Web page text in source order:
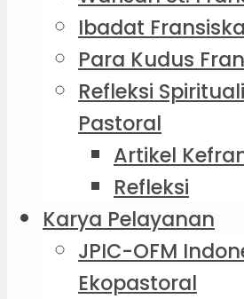
Ibadat
Para Kudus
Refleksi
Pastoral
Artikel
Refleksi
Karya Pelayanan
JPIC-OFM
Ekopastoral